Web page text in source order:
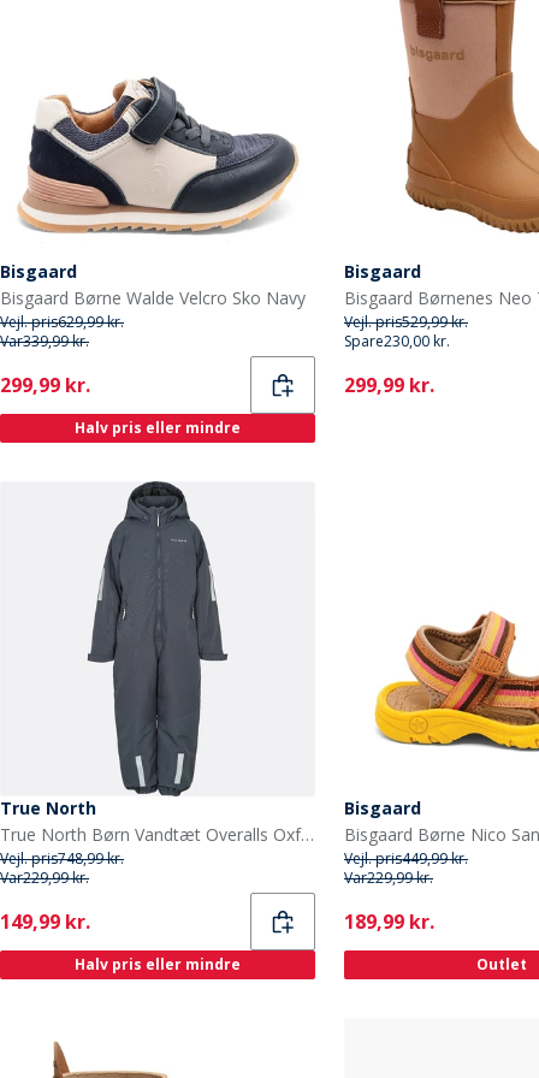
Bisgaard
Bisgaard Børne Walde Velcro Sko Navy
Vejl. pris629,99 kr.
Var339,99 kr.
Current
299,99 kr.
Halv pris eller mindre
Bisgaard
Vejl. pris529,99 kr.
Spare230,00 kr.
Current
299,99 kr.
True North
True North Børn Vandtæt Overalls Oxford Snedragt Nattehimmel
Vejl. pris748,99 kr.
Var229,99 kr.
Current
149,99 kr.
Halv pris eller mindre
Bisgaard
Vejl. pris449,99 kr.
Var229,99 kr.
Current
189,99 kr.
Outlet